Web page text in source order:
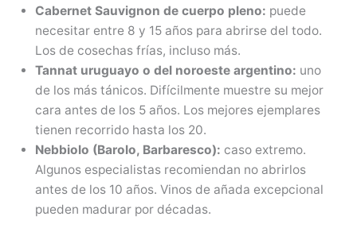
Cabernet Sauvignon de cuerpo pleno: puede
necesitar entre 8 y 15 años para abrirse del todo.
Los de cosechas frías, incluso más.
Tannat uruguayo o del noroeste argentino: uno
de los más tánicos. Difícilmente muestre su mejor
cara antes de los 5 años. Los mejores ejemplares
tienen recorrido hasta los 20.
Nebbiolo (Barolo, Barbaresco): caso extremo.
Algunos especialistas recomiendan no abrirlos
antes de los 10 años. Vinos de añada excepcional
pueden madurar por décadas.